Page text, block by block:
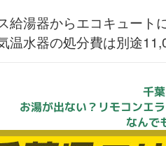
給湯器からエコキュート
温水器の処分費は別途
千
お湯が出ない？リモコンエ
なんで